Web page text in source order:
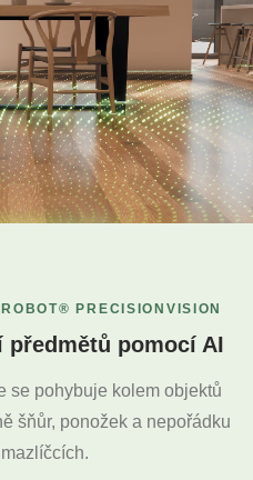
PRECISIONVISION
předmětů pomocí AI
se pohybuje kolem objektů
šňůr, ponožek a nepořádku